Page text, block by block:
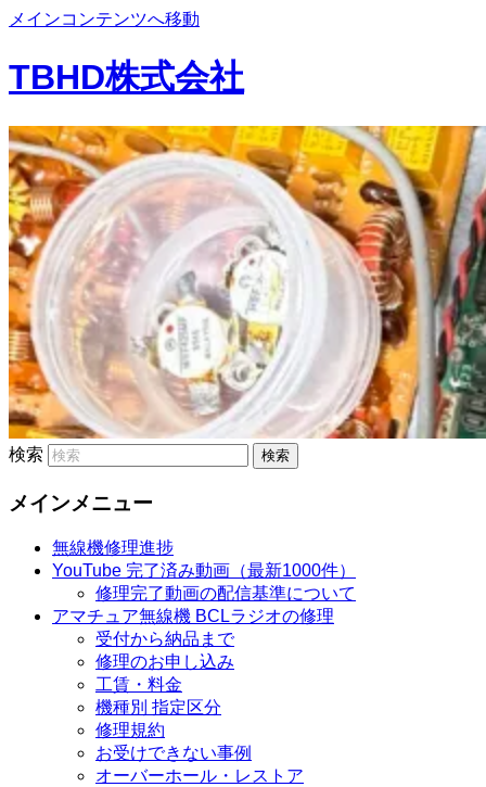
メインコンテンツへ移動
TBHD株式会社
検索
メインメニュー
無線機修理進捗
YouTube 完了済み動画（最新1000件）
修理完了動画の配信基準について
アマチュア無線機 BCLラジオの修理
受付から納品まで
修理のお申し込み
工賃・料金
機種別 指定区分
修理規約
お受けできない事例
オーバーホール・レストア